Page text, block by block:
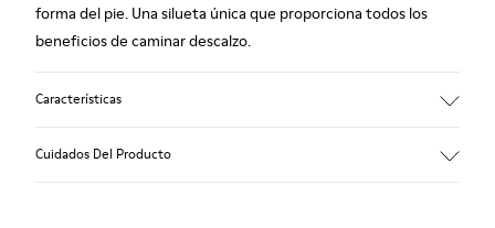
forma del pie. Una silueta única que proporciona todos los
beneficios de caminar descalzo.
Características
Cuidados Del Producto